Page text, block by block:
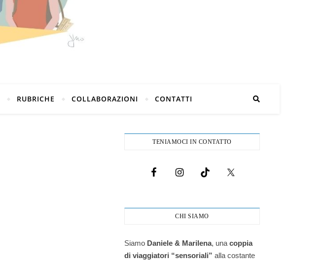
RUBRICHE COLLABORAZIONI CONTATTI
TENIAMOCI IN CONTATTO
CHI SIAMO
Siamo Daniele & Marilena, una coppia
di viaggiatori “sensoriali” alla costante